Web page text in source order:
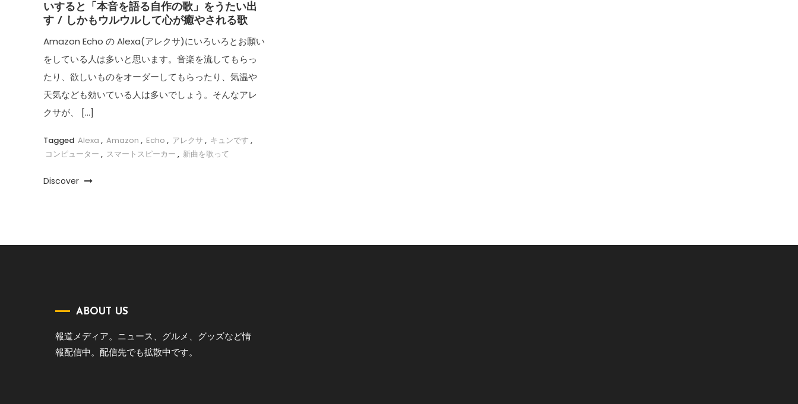
いすると「本音を語る自作の歌」をうたい出
す / しかもウルウルして心が癒やされる歌
Amazon Echo の Alexa(アレクサ)にいろいろとお願い
をしている人は多いと思います。音楽を流してもらっ
たり、欲しいものをオーダーしてもらったり、気温や
天気なども効いている人は多いでしょう。そんなアレ
クサが、 […]
Tagged Alexa , Amazon , Echo , アレクサ , キュンです ,
コンピューター , スマートスピーカー , 新曲を歌って
Discover
ABOUT US
報道メディア。ニュース、グルメ、グッズなど情
報配信中。配信先でも拡散中です。